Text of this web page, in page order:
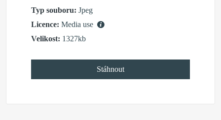
Typ souboru: Jpeg
Licence: Media use
Velikost: 1327kb
Stáhnout